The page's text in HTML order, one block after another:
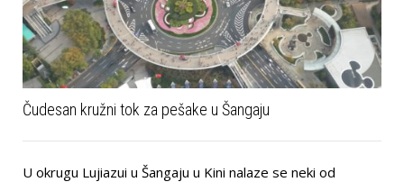
Čudesan kružni tok za pešake u Šangaju
U okrugu Lujiazui u Šangaju u Kini nalaze se neki od